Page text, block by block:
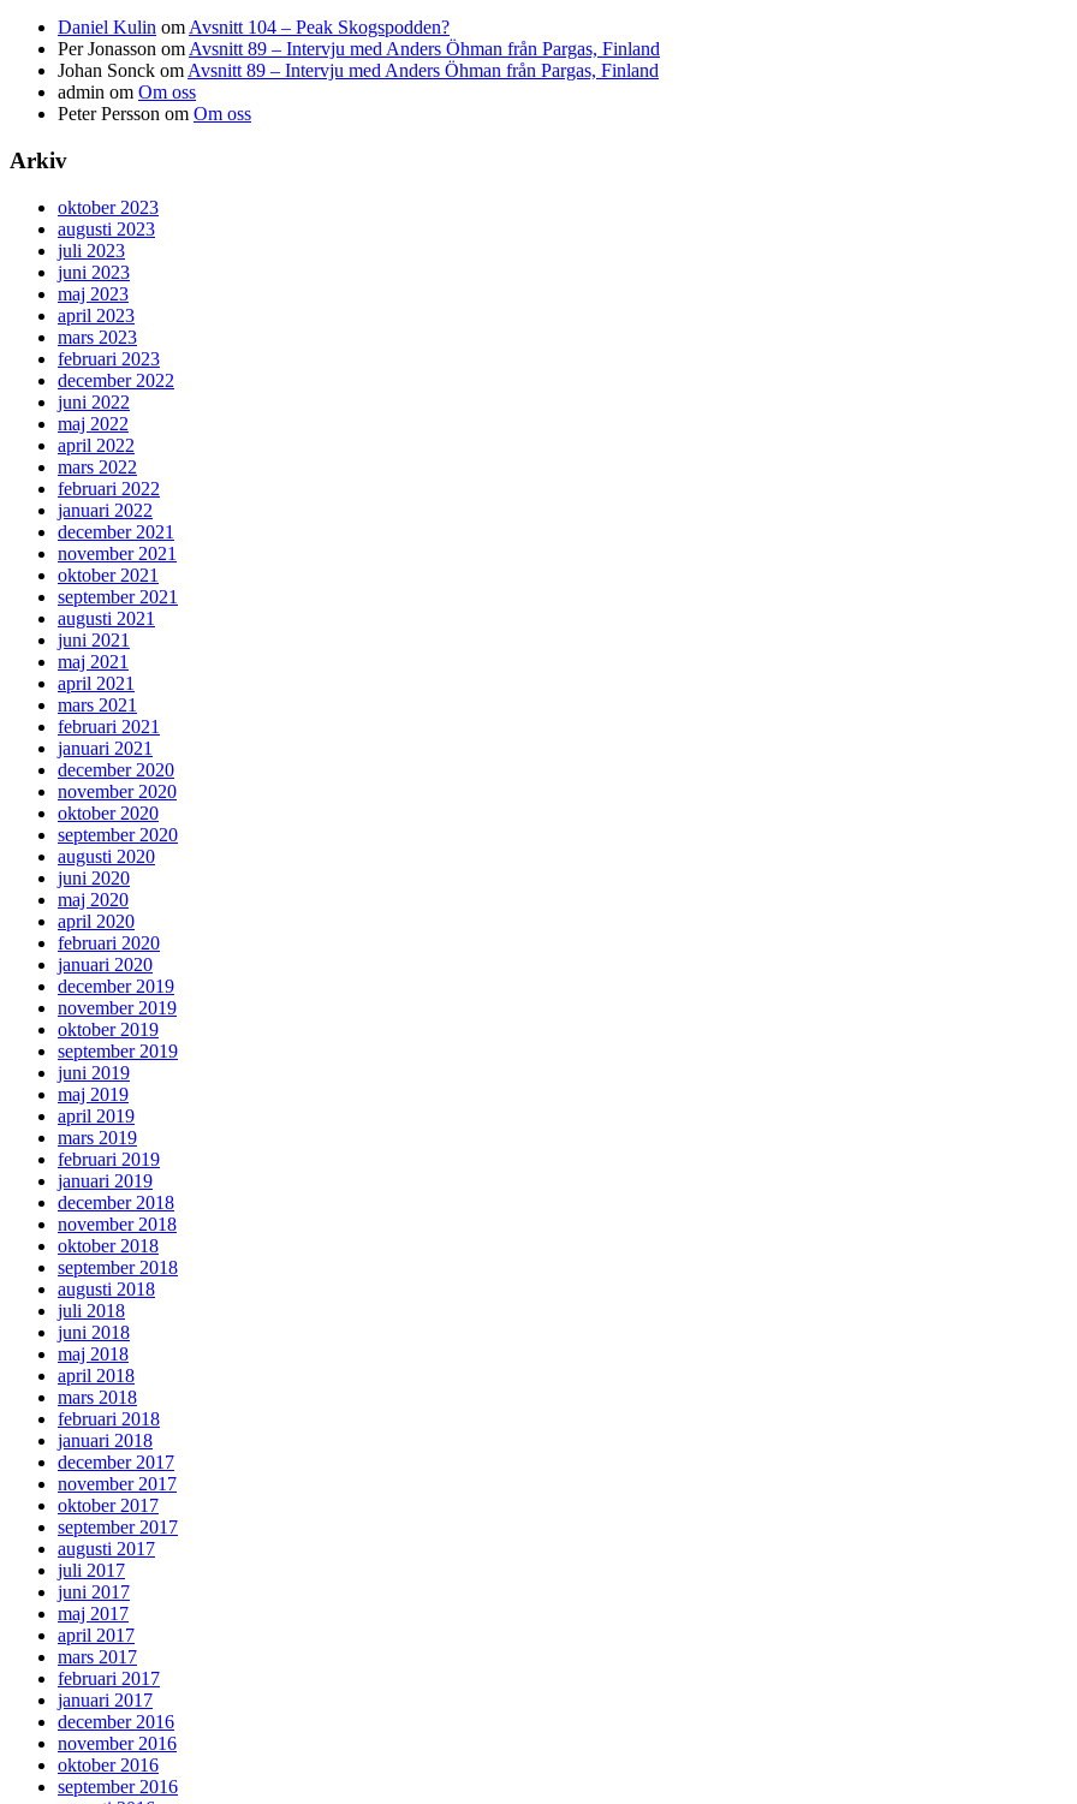
Daniel Kulin om Avsnitt 104 – Peak Skogspodden?
Per Jonasson om Avsnitt 89 – Intervju med Anders Öhman från Pargas, Finland
Johan Sonck om Avsnitt 89 – Intervju med Anders Öhman från Pargas, Finland
admin om Om oss
Peter Persson om Om oss
Arkiv
oktober 2023
augusti 2023
juli 2023
juni 2023
maj 2023
april 2023
mars 2023
februari 2023
december 2022
juni 2022
maj 2022
april 2022
mars 2022
februari 2022
januari 2022
december 2021
november 2021
oktober 2021
september 2021
augusti 2021
juni 2021
maj 2021
april 2021
mars 2021
februari 2021
januari 2021
december 2020
november 2020
oktober 2020
september 2020
augusti 2020
juni 2020
maj 2020
april 2020
februari 2020
januari 2020
december 2019
november 2019
oktober 2019
september 2019
juni 2019
maj 2019
april 2019
mars 2019
februari 2019
januari 2019
december 2018
november 2018
oktober 2018
september 2018
augusti 2018
juli 2018
juni 2018
maj 2018
april 2018
mars 2018
februari 2018
januari 2018
december 2017
november 2017
oktober 2017
september 2017
augusti 2017
juli 2017
juni 2017
maj 2017
april 2017
mars 2017
februari 2017
januari 2017
december 2016
november 2016
oktober 2016
september 2016